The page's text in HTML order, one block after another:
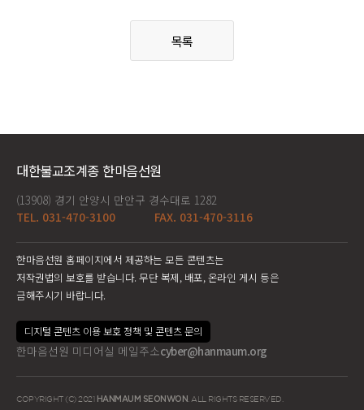
목록
대한불교조계종 한마음선원
(13908) 경기 안양시 만안구 경수대로 1282
TEL. 031-470-3100
FAX. 031-470-3116
한마음선원 홈페이지에서 제공하는 모든 콘텐츠는
저작권법의 보호를 받습니다. 무단 복제, 배포, 온라인 게시 등은
금해주시기 바랍니다.
디지털 콘텐츠 이용 보호 정책 및 콘텐츠 문의
한마음선원 미디어실 메일주소cyber@hanmaum.org
COPYRIGHT (C) 2021 HANMAUM SEONWON. ALL RIGHTS RESERVED.